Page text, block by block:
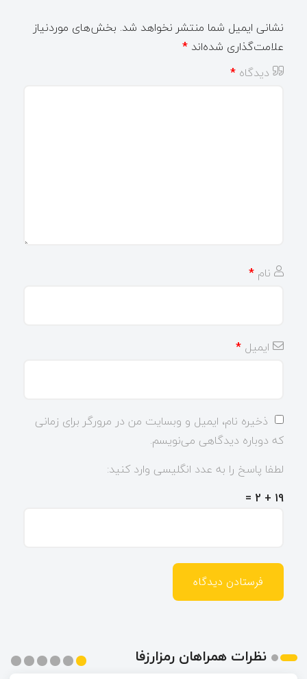
نشانی ایمیل شما منتشر نخواهد شد. بخش‌های موردنیاز
علامت‌گذاری شده‌اند *
دیدگاه *
نام *
ایمیل *
ذخیره نام، ایمیل و وبسایت من در مرورگر برای زمانی
که دوباره دیدگاهی می‌نویسم.
لطفا پاسخ را به عدد انگلیسی وارد کنید:
19 + 2 =
نظرات همراهان رمزارزفا